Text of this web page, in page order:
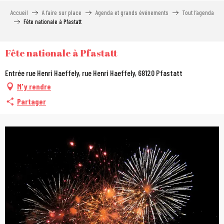
Accueil A faire sur place Agenda et grands événements
Tout l’agenda
Fête nationale à Pfastatt
Fête nationale à Pfastatt
Entrée rue Henri Haeffely, rue Henri Haeffely, 68120 Pfastatt
M'y rendre
Partager